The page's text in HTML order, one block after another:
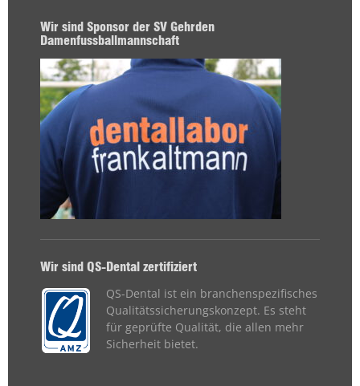
Wir sind Sponsor der SV Gehrden
Damenfussballmannschaft
Wir sind QS-Dental zertifiziert
QS-Dental ist ein branchenspezifisches
Qualitätssicherungskonzept. Es steht
für geprüfte Qualität, die allen mehr
Sicherheit bietet.